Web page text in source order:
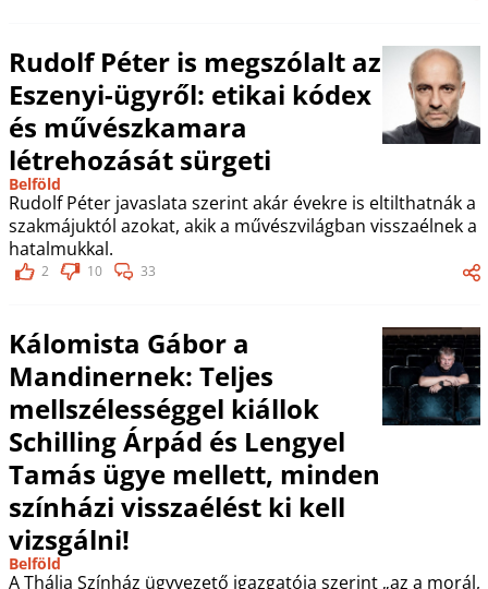
Rudolf Péter is megszólalt az
Eszenyi-ügyről: etikai kódex
és művészkamara
létrehozását sürgeti
Belföld
Rudolf Péter javaslata szerint akár évekre is eltilthatnák a
szakmájuktól azokat, akik a művészvilágban visszaélnek a
hatalmukkal.
2 10 33
Kálomista Gábor a
Mandinernek: Teljes
mellszélességgel kiállok
Schilling Árpád és Lengyel
Tamás ügye mellett, minden
színházi visszaélést ki kell
vizsgálni!
Belföld
A Thália Színház ügyvezető igazgatója szerint „az a morál,